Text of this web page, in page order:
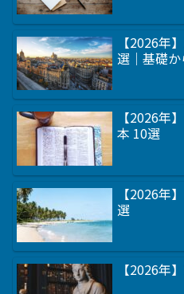
【2026年
選｜基礎
【2026年
本 10選
【2026年
選
【2026年